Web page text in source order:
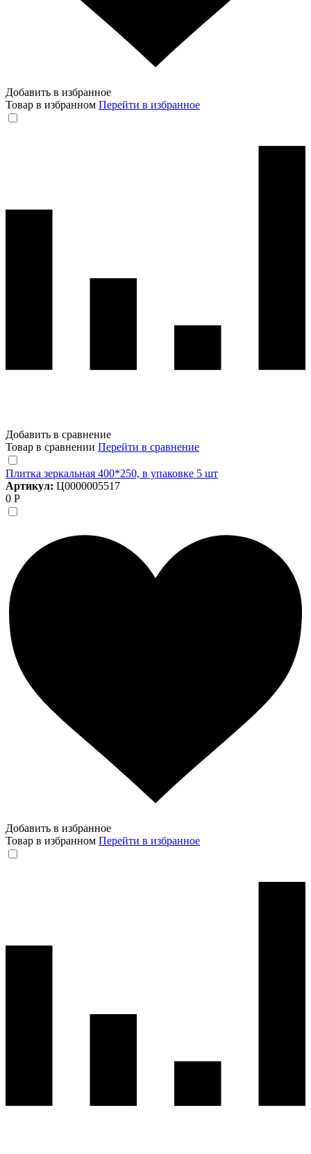
Добавить в избранное
Товар в избранном Перейти в избранное
Добавить в сравнение
Товар в сравнении Перейти в сравнение
Плитка зеркальная 400*250, в упаковке 5 шт
Артикул: Ц0000005517
0 Р
Добавить в избранное
Товар в избранном Перейти в избранное